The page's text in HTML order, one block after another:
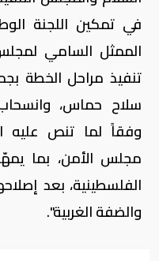
في تمكين اللجنة
الممثل السامي
تنفيذ مراحل الخطة
سلاح حماس، وانسحاب
وفقاً لما تنص عليه
مجلس الأمن، بما
الفلسطينية، بعد
والضفة الغربية".